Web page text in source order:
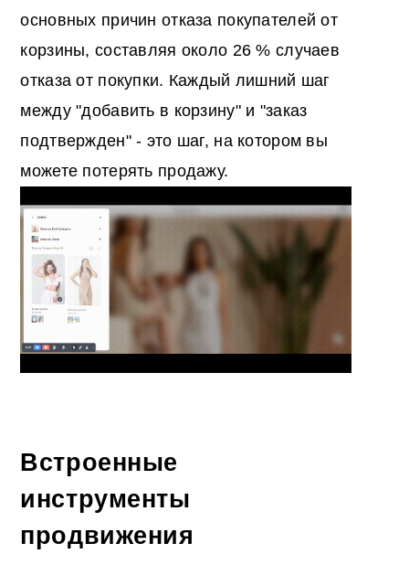
основных причин отказа покупателей от
корзины, составляя около 26 % случаев
отказа от покупки. Каждый лишний шаг
между "добавить в корзину" и "заказ
подтвержден" - это шаг, на котором вы
можете потерять продажу.
Встроенные
инструменты
продвижения